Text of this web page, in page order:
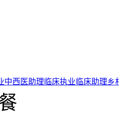
中西医助理 临床执业 临床助理乡